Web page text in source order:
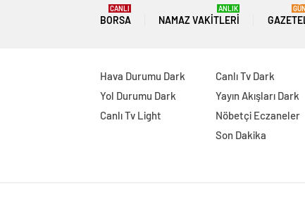
BORSA
CANLI
NAMAZ VAKITLERI
ANLIK
Hava Durumu Dark
Yol Durumu Dark
Canlı Tv Light
Canlı Tv Dark
Yayın Akışları Dark
Nöbetçi Eczaneler
Son Dakika